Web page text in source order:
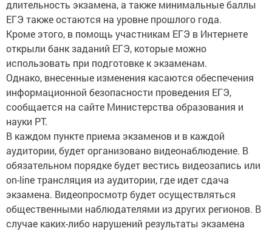
длительность экзамена, а также минимальные баллы
ЕГЭ также остаются на уровне прошлого года.
Кроме этого, в помощь участникам ЕГЭ в Интернете
открыли банк заданий ЕГЭ, которые можно
использовать при подготовке к экзаменам.
Однако, внесенные изменения касаются обеспечения
информационной безопасности проведения ЕГЭ,
сообщается на сайте Министерства образования и
науки РТ.
В каждом пункте приема экзаменов и в каждой
аудитории, будет организовано видеонаблюдение. В
обязательном порядке будет вестись видеозапись или
on-line трансляция из аудитории, где идет сдача
экзамена. Видеопросмотр будет осуществляться
общественными наблюдателями из других регионов. В
случае каких-либо нарушений результаты экзамена